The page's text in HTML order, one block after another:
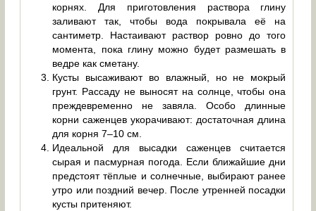
корнях. Для приготовления раствора глину
заливают так, чтобы вода покрывала её на
сантиметр. Настаивают раствор ровно до того
момента, пока глину можно будет размешать в
ведре как сметану.
Кусты высаживают во влажный, но не мокрый
грунт. Рассаду не выносят на солнце, чтобы она
преждевременно не завяла. Особо длинные
корни саженцев укорачивают: достаточная длина
для корня 7–10 см.
Идеальной для высадки саженцев считается
сырая и пасмурная погода. Если ближайшие дни
предстоят тёплые и солнечные, выбирают ранее
утро или поздний вечер. После утренней посадки
кусты притеняют.